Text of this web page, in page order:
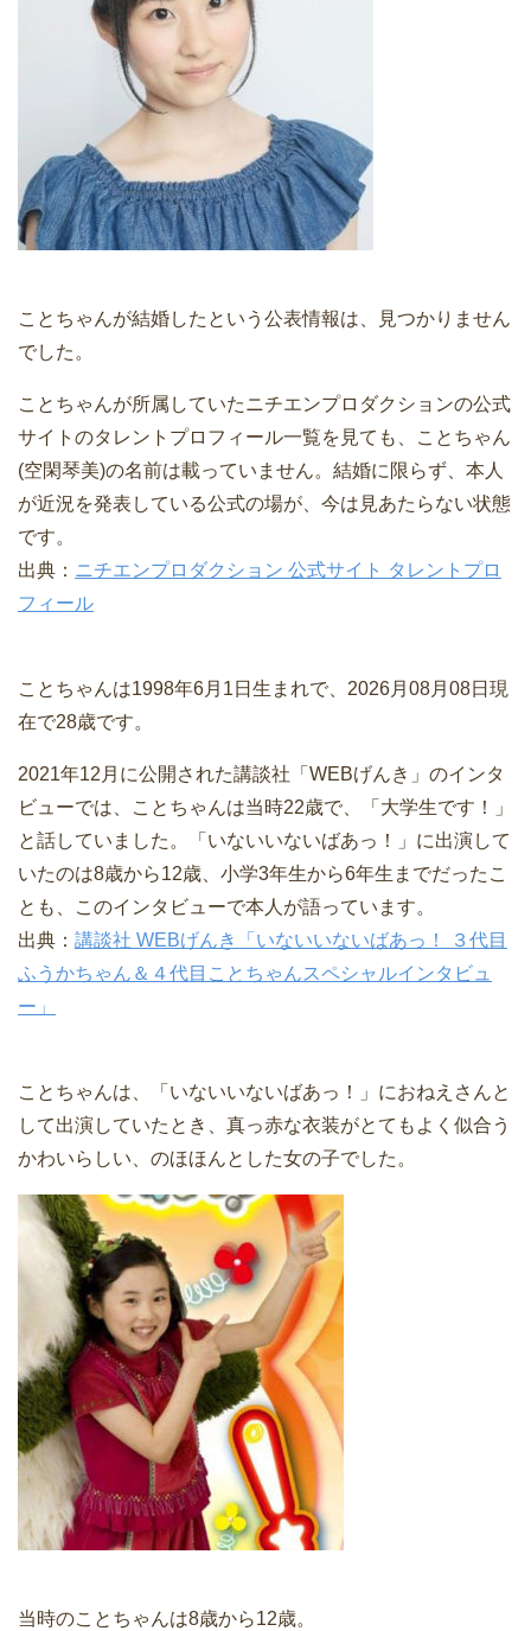
ことちゃんが結婚したという公表情報は、見つかりません
でした。
ことちゃんが所属していたニチエンプロダクションの公式
サイトのタレントプロフィール一覧を見ても、ことちゃん
(空閑琴美)の名前は載っていません。結婚に限らず、本人
が近況を発表している公式の場が、今は見あたらない状態
です。
出典： ニチエンプロダクション 公式サイト タレントプロ
フィール
ことちゃんは1998年6月1日生まれで、2026月08月08日現
在で28歳です。
2021年12月に公開された講談社「WEBげんき」のインタ
ビューでは、ことちゃんは当時22歳で、「大学生です！」
と話していました。「いないいないばあっ！」に出演して
いたのは8歳から12歳、小学3年生から6年生までだったこ
とも、このインタビューで本人が語っています。
出典： 講談社 WEBげんき「いないいないばあっ！ ３代目
ふうかちゃん＆４代目ことちゃんスペシャルインタビュ
ー」
ことちゃんは、「いないいないばあっ！」におねえさんと
して出演していたとき、真っ赤な衣装がとてもよく似合う
かわいらしい、のほほんとした女の子でした。
当時のことちゃんは8歳から12歳。